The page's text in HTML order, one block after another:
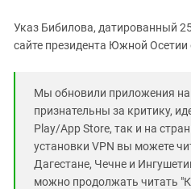
ЮФО
Указ Бибилова, датированный
сайте президента Южной Осетии
Мы обновили приложения на
признательны за критику,
Play/App Store, так и на
установки VPN вы можете
Дагестане, Чечне и
можно продолжать читать